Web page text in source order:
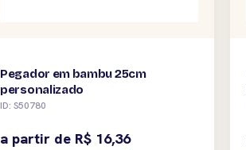
Pegador em bambu 25cm
personalizado
ID: S50780
a partir de R$ 16,36